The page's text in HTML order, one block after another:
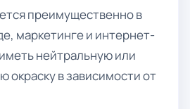
преимущественно в
маркетинге и интернет-
нейтральную или
окраску в зависимости от